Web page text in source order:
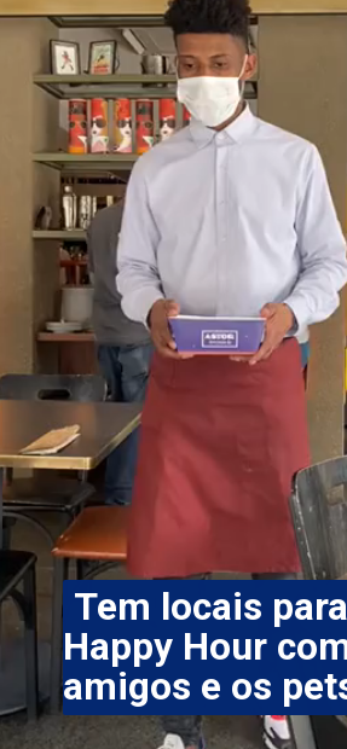
Tem locais
Happy Hour
amigos e os
Tem locais
Happy Hour
amigos e os